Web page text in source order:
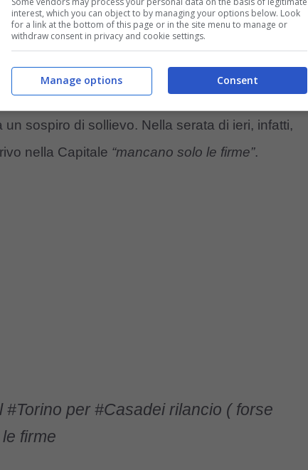
da tempo sulla base di untrasferimento a titolo
economici da raggiungere in base alle
sospiro di sollievo. Nella serata di ieri, infatti,
nella Capitale “mancano solo le firme”.
#Torino per #Casadeirilancio ( forse
firme
interest, which you can object to by managing your options below. Look
for a link at the bottom of this page or in the site menu to manage or
withdraw consent in privacy and cookie settings.
Consent
Manage options